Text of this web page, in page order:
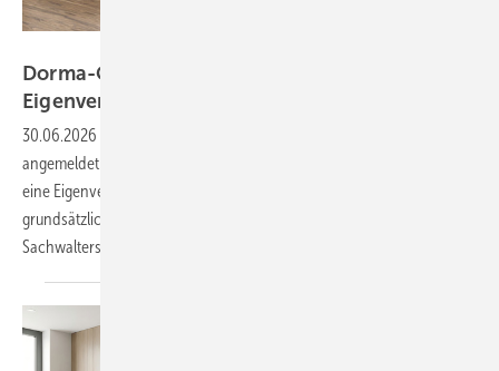
Dorma-Glas insolvent – Verfahren in
Eigenverwaltung
30.06.2026
angemeldet. Das Amtsgericht Bielefeld hat das Verfahren eröffnet und
eine Eigenverwaltung angeordnet. Das Unternehmen bleibt damit
grundsätzlich handlungsfähig, steht jedoch unter Aufsicht eines
Sachwalters.